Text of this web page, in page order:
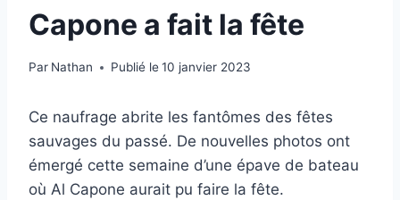
Capone a fait la fête
Par Nathan Publié le 10 janvier 2023
Ce naufrage abrite les fantômes des fêtes
sauvages du passé. De nouvelles photos ont
émergé cette semaine d’une épave de bateau
où Al Capone aurait pu faire la fête.